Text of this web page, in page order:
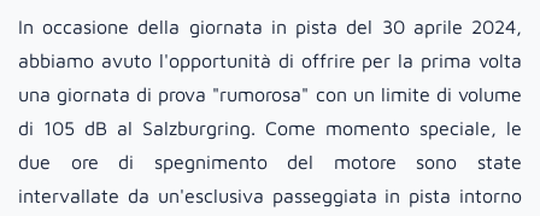
In occasione della giornata in pista del 30 aprile 2024,
abbiamo avuto l'opportunità di offrire per la prima volta
una giornata di prova "rumorosa" con un limite di volume
di 105 dB al Salzburgring. Come momento speciale, le
due ore di spegnimento del motore sono state
intervallate da un'esclusiva passeggiata in pista intorno